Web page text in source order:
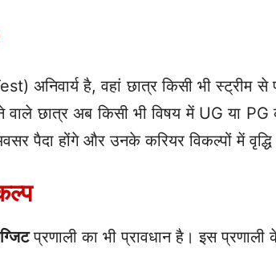
अनिवार्य है, वहां छात्र किसी भी स्ट्रीम से
छात्र अब किसी भी विषय में UG या PG
होंगे और उनके करियर विकल्पों में वृद्धि
प्रणाली का भी प्रावधान है। इस प्रणाली